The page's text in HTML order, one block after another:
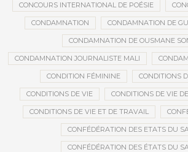
CONCOURS INTERNATIONAL DE POÉSIE
CONDAMNATION CONDAMNATION DE
CONDAMNATION DE OUSMANE
CONDAMNATION JOURNALISTE MALI
CONDITION FÉMININE CONDITIONS
CONDITIONS DE VIE CONDITIONS DE VIE
CONDITIONS DE VIE ET DE TRAVAIL
CONFÉDÉRATION DES ETATS DU
CONFÉDÉRATION DES ÉTATS DU